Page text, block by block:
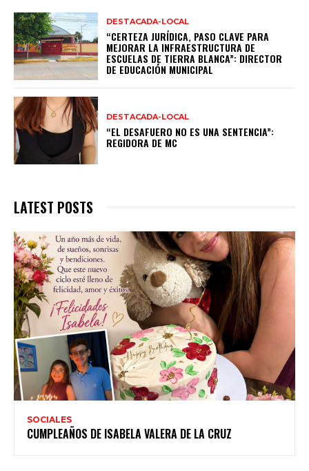
DESTACADA-LOCAL
“CERTEZA JURÍDICA, PASO CLAVE PARA
MEJORAR LA INFRAESTRUCTURA DE
ESCUELAS DE TIERRA BLANCA”: DIRECTOR
DE EDUCACIÓN MUNICIPAL
DESTACADA-LOCAL
“EL DESAFUERO NO ES UNA SENTENCIA”:
REGIDORA DE MC
LATEST POSTS
SOCIALES
CUMPLEAÑOS DE ISABELA VALERA DE LA CRUZ